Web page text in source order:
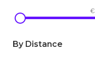
€
By Distance